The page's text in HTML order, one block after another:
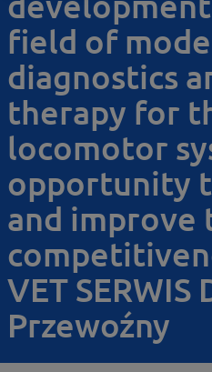
field of
diagnostics
therapy for
locomotor
opportunity
and improve
VET SERWIS
Przewoźny